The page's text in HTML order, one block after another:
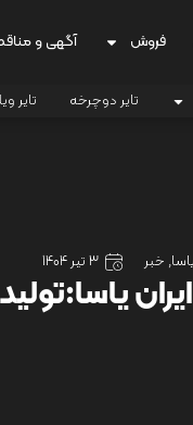
فروش آگهی و
تایر دوچرخه تایر
, خبر 3 تیر 1404
ایران